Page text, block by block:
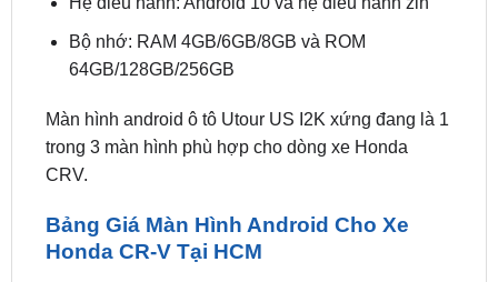
64GB/128GB/256GB
Màn hình android ô tô Utour US I2K xứng đang là 1
CRV.
Bảng Giá Màn Hình Android Cho Xe